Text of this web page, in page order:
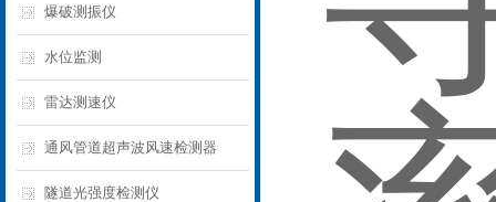
爆破测振仪
水位监测
雷达测速仪
通风管道超声波风速检测器
隧道光强度检测仪